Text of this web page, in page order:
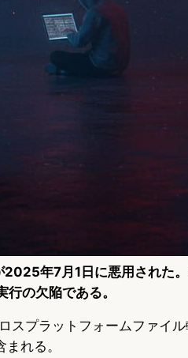
年7月1日に悪用された
の欠陥である。
スプラットフォームファイ
れる。